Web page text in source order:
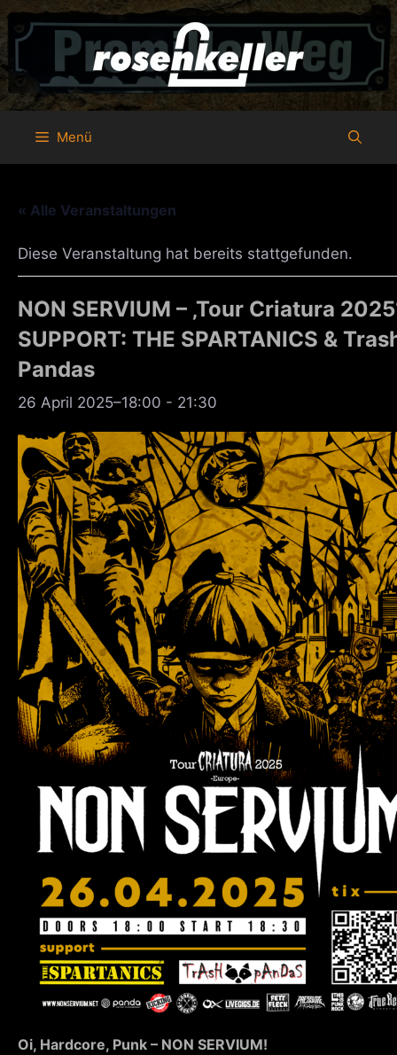
Zum
Inhalt
springen
Menü
« Alle Veranstaltungen
Diese Veranstaltung hat bereits stattgefunden.
NON SERVIUM – ‚Tour Criatura
SUPPORT: THE SPARTANICS &
Pandas
26 April 2025–18:00 - 21:30
Oi, Hardcore, Punk – NON SERVIUM!